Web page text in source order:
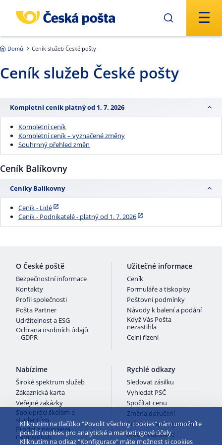
Domů Ceník služeb České pošty
Ceník služeb České pošty
Kompletní ceník platný od 1. 7. 2026
Kompletní ceník
Kompletní ceník – vyznačené změny
Souhrnný přehled změn
Ceník Balíkovny
Ceníky Balíkovny
Ceník - Lidé
Ceník - Podnikatelé - platný od 1. 7. 2026
O České poště
Bezpečnostní informace
Kontakty
Profil společnosti
Pošta Partner
Udržitelnost a ESG
Ochrana osobních údajů
– GDPR
Užitečné informace
Ceník
Formuláře a tiskopisy
Poštovní podmínky
Návody k balení a podání
Když Vás Pošta
nezastihla
Celní řízení
Nabízíme
Široké spektrum služeb
Zákaznická karta
Veřejné zakázky
Spolupráci školám a
studentům
Prodej a pronájem
nemovitostí
Rychlé odkazy
Sledovat zásilku
Vyhledat PSČ
Spočítat cenu
Změna doručení
Průzkum spokojenosti
Mobilní aplikace
Kliknutím na tlačítko "Povolit všechny cookies" nám umožníte
použití cookies pro analytické a marketingové účely.
Kliknutím na odkaz "Konfigurace" máte možnost si cookies